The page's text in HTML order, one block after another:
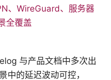
、WireGuard、服务器
全覆盖
与产品文档中多次出
中的延迟波动可控，